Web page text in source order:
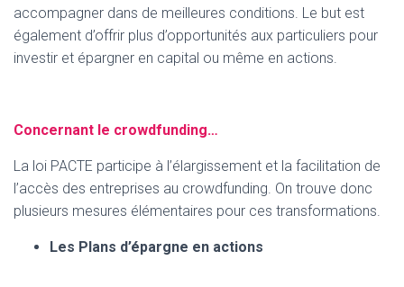
accompagner dans de meilleures conditions. Le but est
également d’offrir plus d’opportunités aux particuliers pour
investir et épargner en capital ou même en actions.
Concernant le crowdfunding…
La loi PACTE participe à l’élargissement et la facilitation de
l’accès des entreprises au crowdfunding. On trouve donc
plusieurs mesures élémentaires pour ces transformations.
Les Plans d’épargne en actions